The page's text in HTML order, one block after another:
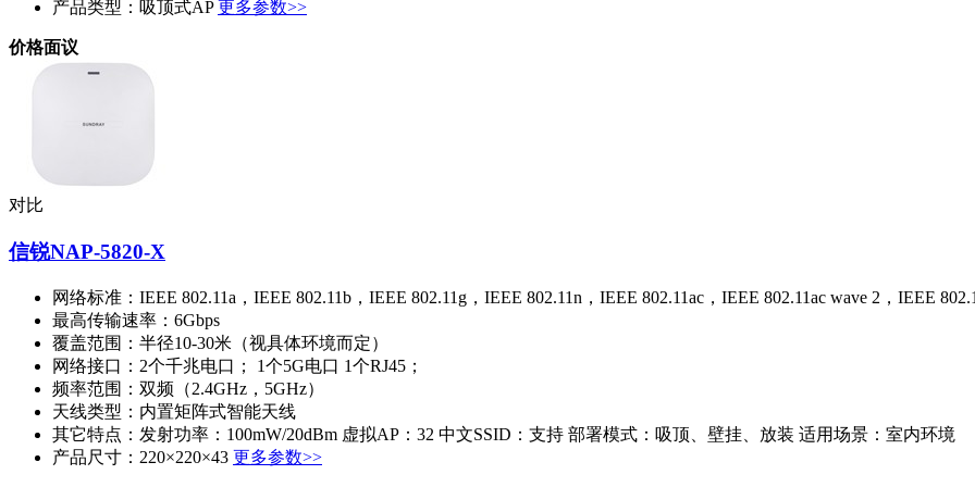
产品类型： 吸顶式AP更多参数>>
价格面议
对比
信锐NAP-5820-X
网络标准： IEEE 802.11a，IEEE 802.11b，IEEE 802.11g，IEEE 802.11n，IEEE 802.11ac，IEEE 802.11ac wave 2，IEEE
最高传输速率： 6Gbps
覆盖范围： 半径10-30米（视具体环境而定）
网络接口： 2个千兆电口； 1个5G电口 1个RJ45；
频率范围： 双频（2.4GHz，5GHz）
天线类型： 内置矩阵式智能天线
其它特点： 发射功率：100mW/20dBm 虚拟AP：32 中文SSID：支持 部署模式：吸顶、壁挂、放装 适用场景：室内环境
产品尺寸： 220×220×43 更多参数>>